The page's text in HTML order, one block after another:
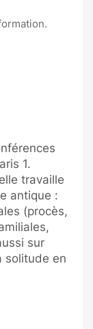
1.
travaille
antique :
(procès,
sur
solitude en